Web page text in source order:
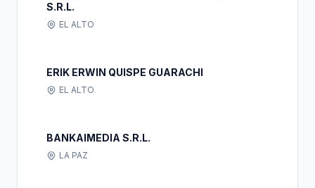
S.R.L.
EL ALTO
ERIK ERWIN QUISPE GUARACHI
EL ALTO
BANKAIMEDIA S.R.L.
LA PAZ